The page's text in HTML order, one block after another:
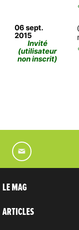
06 sept.
2015
Invité
(utilisateur
non inscrit)
LE MAG
ARTICLES